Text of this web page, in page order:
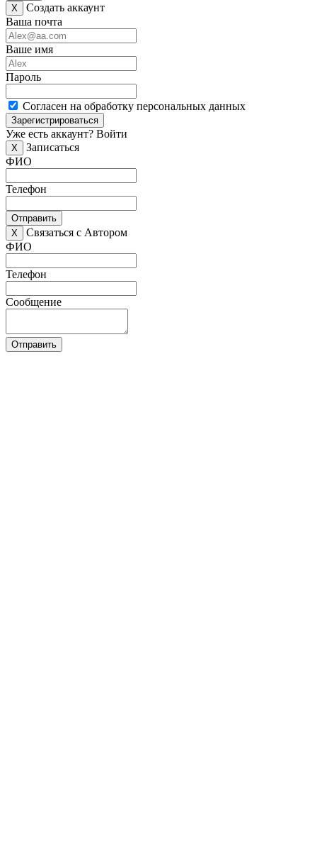
X
Создать аккаунт
Ваша почта
Ваше имя
Пароль
Согласен на обработку персональных данных
Зарегистрироваться
Уже есть аккаунт? Войти
X
Записаться
ФИО
Телефон
Отправить
X
Связаться с Автором
ФИО
Телефон
Сообщение
Отправить